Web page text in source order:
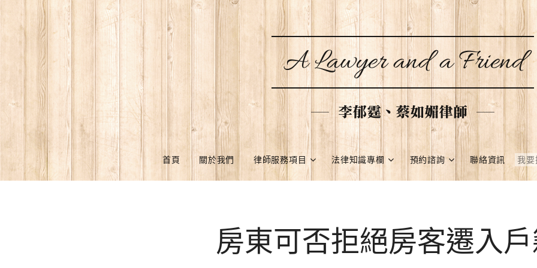
A Lawyer and a Friend
李郁霆、蔡如媚律師
首頁 關於我們 律師服務項目 法律知識專欄 預約諮詢 聯絡資訊
房東可否拒絕房客遷入